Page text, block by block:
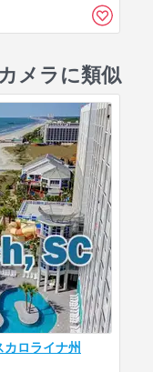
メラに類似
ロライナ州